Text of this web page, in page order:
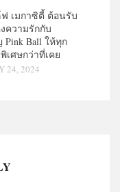
เมกาซิตี้ ต้อนรับ
ความรักกับ
Pink Ball ให้ทุก
เศษกว่าที่เคย
24, 2024